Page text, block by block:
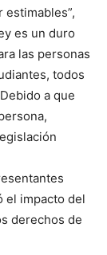
estimables”,
es un duro
las personas
todos
a que
el impacto del
derechos de